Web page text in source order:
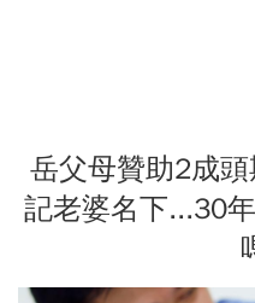
岳父母贊助2成
記老婆名下...30